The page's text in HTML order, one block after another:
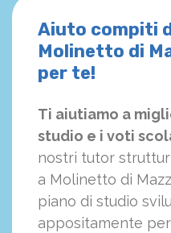
Aiuto compiti
Molinetto di
per te!
Ti aiutiamo a
studio e i voti
nostri tutor
a Molinetto di
piano di studio
appositamente